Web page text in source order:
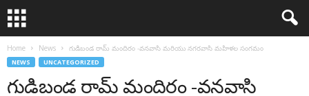
Home News గుడిబండ రామ్ మందిరం -వనవాసి మరియు నగరవాసి మహిళల సంగమం
NEWS UNCATEGORIZED
గుడిబండ రామ్ మందిరం -వనవాసి